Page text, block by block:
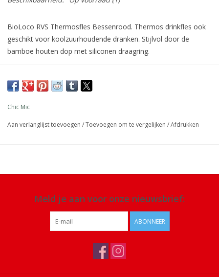
BioLoco RVS Thermosfles Bessenrood. Thermos drinkfles ook
geschikt voor koolzuurhoudende dranken. Stijlvol door de
bamboe houten dop met siliconen draagring.
Materiaal:hoge kwaliteit RVS, BPA- en ftalaat-vrij
Details:
Chic Mic
Aan verlanglijst toevoegen /Toevoegen om te vergelijken /Afdrukken
Meld je aan voor onze nieuwsbrief:
ABONNEER